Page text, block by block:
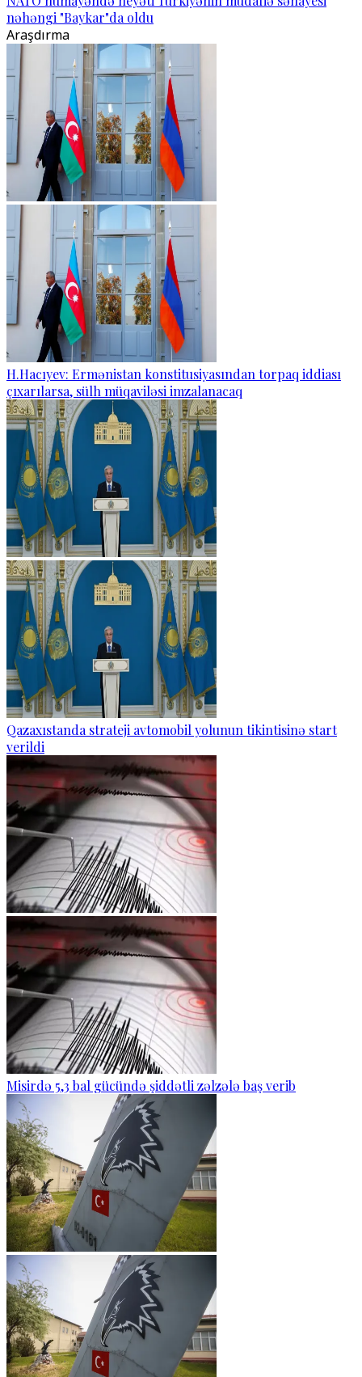
nəhəngi "Baykar"da oldu
Araşdırma
H.Hacıyev: Ermənistan konstitusiyasından torpaq iddiası
çıxarılarsa, sülh müqaviləsi imzalanacaq
Qazaxıstanda strateji avtomobil yolunun tikintisinə start
verildi
Misirdə 5,3 bal gücündə şiddətli zəlzələ baş verib